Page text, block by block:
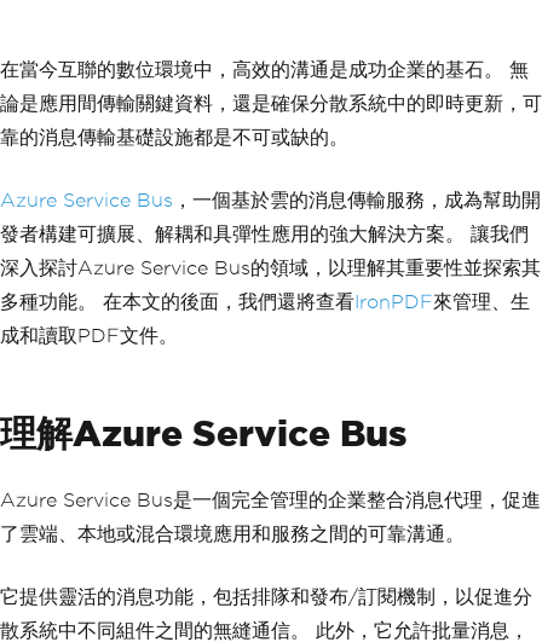
在當今互聯的數位環境中，高效的溝通是成功企業的基石。 無
論是應用間傳輸關鍵資料，還是確保分散系統中的即時更新，可
靠的消息傳輸基礎設施都是不可或缺的。
Azure Service Bus ，一個基於雲的消息傳輸服務，成為幫助開
發者構建可擴展、解耦和具彈性應用的強大解決方案。 讓我們
深入探討Azure Service Bus的領域，以理解其重要性並探索其
多種功能。 在本文的後面，我們還將查看IronPDF來管理、生
成和讀取PDF文件。
理解Azure Service Bus
Azure Service Bus是一個完全管理的企業整合消息代理，促進
了雲端、本地或混合環境應用和服務之間的可靠溝通。
它提供靈活的消息功能，包括排隊和發布/訂閱機制，以促進分
散系統中不同組件之間的無縫通信。 此外，它允許批量消息，